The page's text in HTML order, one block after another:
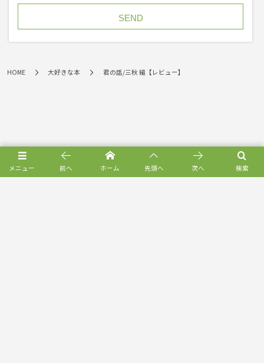
HOME 大好きな本 君の話/三秋 縋【レビュー】
メニュー 検索
前へ ホーム 先頭へ 次へ